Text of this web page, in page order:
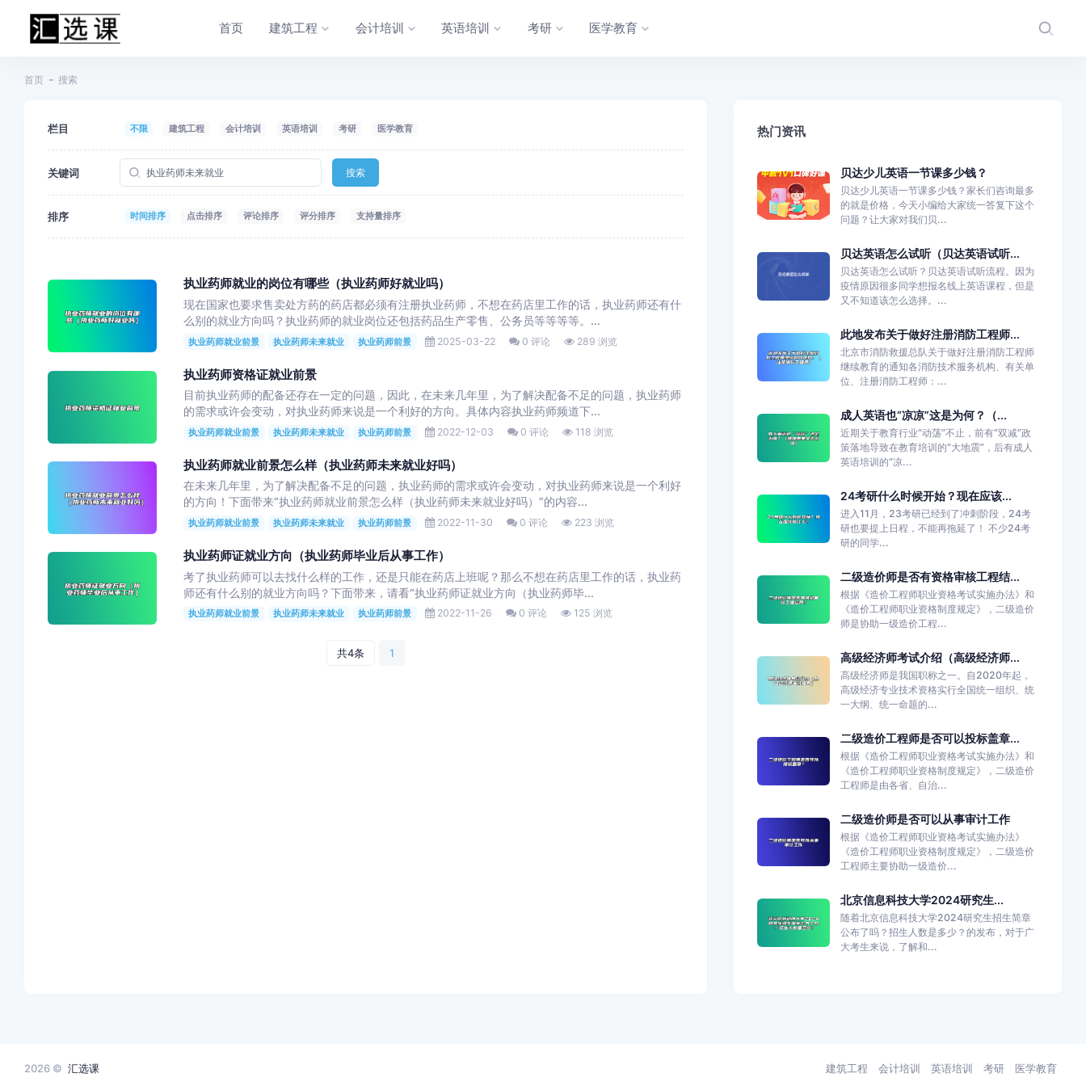
首页 建筑工程 会计培训 英语培训 考研 医学教育
首页 搜索
栏目 不限 建筑工程 会计培训 英语培训 考研 医学教育
关键词 搜索
排序 时间排序 点击排序 评论排序 评分排序 支持量排序
执业药师就业的岗位有哪些（执业药师好就业吗）
现在国家也要求售卖处方药的药店都必须有注册执业药师，不想在药店里工作的话，执业药师还有什
么别的就业方向吗？执业药师的就业岗位还包括药品生产零售、公务员等等等等。...
执业药师就业前景 执业药师未来就业 执业药师前景 2025-03-22 0 评论 289 浏览
执业药师资格证就业前景
目前执业药师的配备还存在一定的问题，因此，在未来几年里，为了解决配备不足的问题，执业药师
的需求或许会变动，对执业药师来说是一个利好的方向。具体内容执业药师频道下...
执业药师就业前景 执业药师未来就业 执业药师前景 2022-12-03 0 评论 118 浏览
执业药师就业前景怎么样（执业药师未来就业好吗）
在未来几年里，为了解决配备不足的问题，执业药师的需求或许会变动，对执业药师来说是一个利好
的方向！下面带来“执业药师就业前景怎么样（执业药师未来就业好吗）”的内容...
执业药师就业前景 执业药师未来就业 执业药师前景 2022-11-30 0 评论 223 浏览
执业药师证就业方向（执业药师毕业后从事工作）
考了执业药师可以去找什么样的工作，还是只能在药店上班呢？那么不想在药店里工作的话，执业药
师还有什么别的就业方向吗？下面带来，请看“执业药师证就业方向（执业药师毕...
执业药师就业前景 执业药师未来就业 执业药师前景 2022-11-26 0 评论 125 浏览
共4条 1
热门资讯
贝达少儿英语一节课多少钱？
贝达少儿英语一节课多少钱？家长们咨询最多
的就是价格，今天小编给大家统一答复下这个
问题？让大家对我们贝...
贝达英语怎么试听（贝达英语试听...
贝达英语怎么试听？贝达英语试听流程。因为
疫情原因很多同学想报名线上英语课程，但是
又不知道该怎么选择。...
此地发布关于做好注册消防工程师...
北京市消防救援总队关于做好注册消防工程师
继续教育的通知各消防技术服务机构、有关单
位、注册消防工程师：...
成人英语也“凉凉”这是为何？（...
近期关于教育行业“动荡”不止，前有“双减”政
策落地导致在教育培训的“大地震”，后有成人
英语培训的“凉...
24考研什么时候开始？现在应该...
进入11月，23考研已经到了冲刺阶段，24考
研也要提上日程，不能再拖延了！ 不少24考
研的同学...
二级造价师是否有资格审核工程结...
根据《造价工程师职业资格考试实施办法》和
《造价工程师职业资格制度规定》，二级造价
师是协助一级造价工程...
高级经济师考试介绍（高级经济师...
高级经济师是我国职称之一。自2020年起，
高级经济专业技术资格实行全国统一组织、统
一大纲、统一命题的...
二级造价工程师是否可以投标盖章...
根据《造价工程师职业资格考试实施办法》和
《造价工程师职业资格制度规定》，二级造价
工程师是由各省、自治...
二级造价师是否可以从事审计工作
根据《造价工程师职业资格考试实施办法》
《造价工程师职业资格制度规定》，二级造价
工程师主要协助一级造价...
北京信息科技大学2024研究生...
随着北京信息科技大学2024研究生招生简章
公布了吗？招生人数是多少？的发布，对于广
大考生来说，了解和...
2026 © 汇选课 建筑工程 会计培训 英语培训 考研 医学教育